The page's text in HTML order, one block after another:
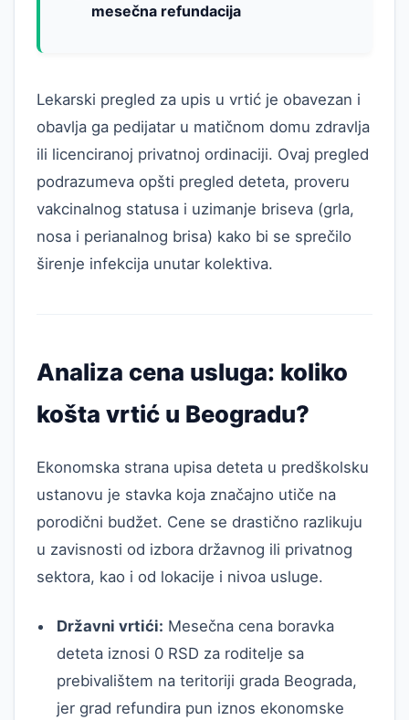
mesečna refundacija
Lekarski pregled za upis u vrtić je obavezan i
obavlja ga pedijatar u matičnom domu zdravlja
ili licenciranoj privatnoj ordinaciji. Ovaj pregled
podrazumeva opšti pregled deteta, proveru
vakcinalnog statusa i uzimanje briseva (grla,
nosa i perianalnog brisa) kako bi se sprečilo
širenje infekcija unutar kolektiva.
Analiza cena usluga: koliko
košta vrtić u Beogradu?
Ekonomska strana upisa deteta u predškolsku
ustanovu je stavka koja značajno utiče na
porodični budžet. Cene se drastično razlikuju
u zavisnosti od izbora državnog ili privatnog
sektora, kao i od lokacije i nivoa usluge.
Državni vrtići: Mesečna cena boravka
deteta iznosi 0 RSD za roditelje sa
prebivalištem na teritoriji grada Beograda,
jer grad refundira pun iznos ekonomske